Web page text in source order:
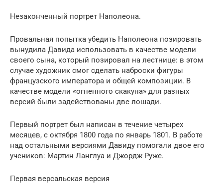
Незаконченный портрет Наполеона.
Провальная попытка убедить Наполеона позировать
вынудила Давида использовать в качестве модели
своего сына, который позировал на лестнице: в этом
случае художник смог сделать наброски фигуры
французского императора и общей композиции. В
качестве модели «огненного скакуна» для разных
версий были задействованы две лошади.
Первый портрет был написан в течение четырех
месяцев, с октября 1800 года по январь 1801. В работе
над остальными версиями Давиду помогали двое его
учеников: Мартин Ланглуа и Джордж Руже.
Первая версальская версия